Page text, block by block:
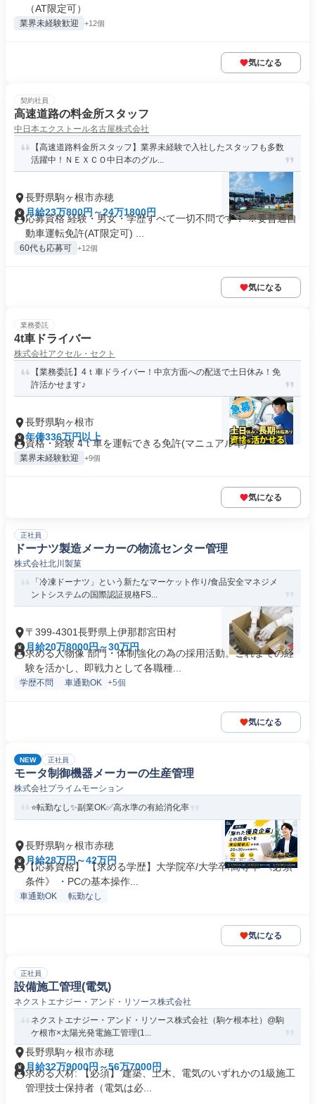
（AT限定可）
業界未経験歓迎 +12個
気になる
契約社員
高速道路の料金所スタッフ
中日本エクストール名古屋株式会社
【高速道路料金所スタッフ】業界未経験で入社したスタッフも多数
活躍中！ＮＥＸＣＯ中日本のグル...
長野県駒ヶ根市赤穂
月給23万800円～24万1800円
応募資格 経験・男女・学歴すべて一切不問です！ ※要普通自
動車運転免許(AT限定可) ...
60代も応募可 +12個
気になる
業務委託
4t車ドライバー
株式会社アクセル・セクト
【業務委託】4ｔ車ドライバー！中京方面への配送で土日休み！免
許活かせます♪
長野県駒ヶ根市
年俸336万円以上
資格・経験 4ｔ車を運転できる免許(マニュアル車)
業界未経験歓迎 +9個
気になる
正社員
ドーナツ製造メーカーの物流センター管理
株式会社北川製菓
「冷凍ドーナツ」という新たなマーケット作り/食品安全マネジメ
ントシステムの国際認証規格FS...
〒399-4301長野県上伊那郡宮田村
月給20万8000円～30万円
求める人物像 部門・体制強化の為の採用活動。これまでの経
験を活かし、即戦力として各職種...
学歴不問 車通勤OK +5個
気になる
NEW 正社員
モータ制御機器メーカーの生産管理
株式会社プライムモーション
⭐転勤なし✨副業OK✅高水準の有給消化率
長野県駒ヶ根市赤穂
月給28万円～42万円
【応募資格】 【求める学歴】大学院卒/大学卒/高専卒 《必須
条件》 ・PCの基本操作...
車通勤OK 転勤なし
気になる
正社員
設備施工管理(電気)
ネクストエナジー・アンド・リソース株式会社
ネクストエナジー・アンド・リソース株式会社（駒ケ根本社）@駒
ケ根市×太陽光発電施工管理(1...
長野県駒ヶ根市赤穂
月給32万9000円～56万7000円
求める人材: 【必須】 建築、土木、電気のいずれかの1級施工
管理技士保持者（電気は必...